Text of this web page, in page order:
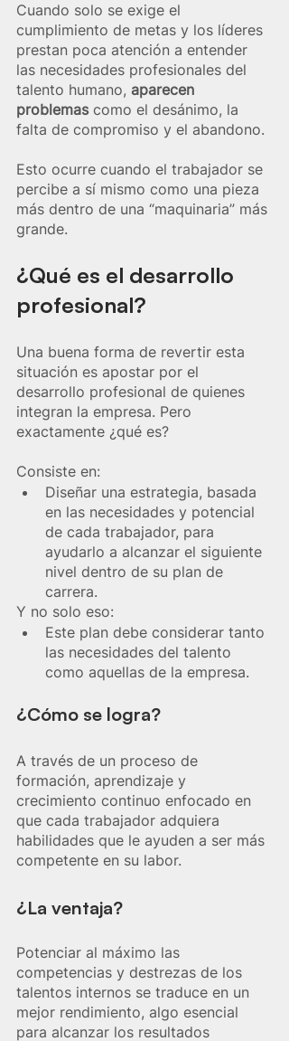
Cuando solo se exige el
cumplimiento de metas y los líderes
prestan poca atención a entender
las necesidades profesionales del
talento humano, aparecen
problemas como el desánimo, la
falta de compromiso y el abandono.
Esto ocurre cuando el trabajador se
percibe a sí mismo como una pieza
más dentro de una “maquinaria” más
grande.
¿Qué es el desarrollo
profesional?
Una buena forma de revertir esta
situación es apostar por el
desarrollo profesional de quienes
integran la empresa. Pero
exactamente ¿qué es?
Consiste en:
Diseñar una estrategia, basada
en las necesidades y potencial
de cada trabajador, para
ayudarlo a alcanzar el siguiente
nivel dentro de su plan de
carrera.
Y no solo eso:
Este plan debe considerar tanto
las necesidades del talento
como aquellas de la empresa.
¿Cómo se logra?
A través de un proceso de
formación, aprendizaje y
crecimiento continuo enfocado en
que cada trabajador adquiera
habilidades que le ayuden a ser más
competente en su labor.
¿La ventaja?
Potenciar al máximo las
competencias y destrezas de los
talentos internos se traduce en un
mejor rendimiento, algo esencial
para alcanzar los resultados